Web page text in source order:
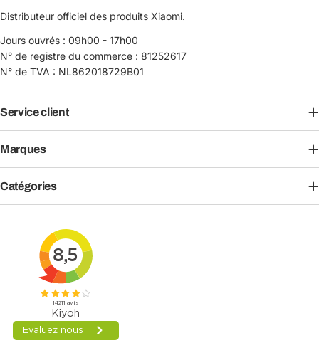
Distributeur officiel des produits Xiaomi.
Jours ouvrés : 09h00 - 17h00
N° de registre du commerce : 81252617
N° de TVA : NL862018729B01
Service client
Marques
Catégories